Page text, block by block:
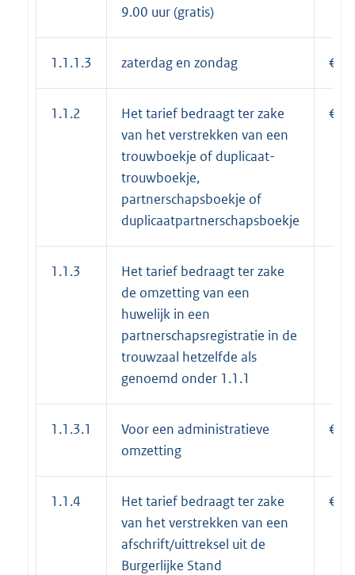
9.00 uur (gratis)
1.1.1.3 zaterdag en zondag €
1.1.2
Het tarief bedraagt ter zake
van het verstrekken van een
trouwboekje of duplicaat-
trouwboekje,
partnerschapsboekje of
duplicaatpartnerschapsboekje
€
1.1.3
Het tarief bedraagt ter zake
de omzetting van een
huwelijk in een
partnerschapsregistratie in de
trouwzaal hetzelfde als
genoemd onder 1.1.1
1.1.3.1
Voor een administratieve
omzetting
€
1.1.4
Het tarief bedraagt ter zake
van het verstrekken van een
afschrift/uittreksel uit de
Burgerlijke Stand
€